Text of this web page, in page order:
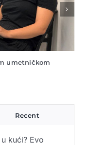
umetničkom
Recent
kući? Evo